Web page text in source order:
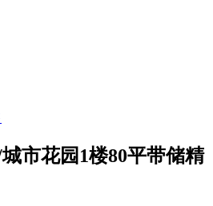
市花园1楼80平带储精